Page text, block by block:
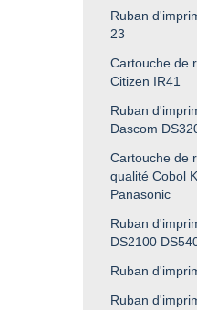
Ruban
23
Cartouche de
Citizen IR41
Ruban
Dascom
Cartouche de
qualité Cobol
Panasonic
Ruban
DS2100
Ruban
Ruban